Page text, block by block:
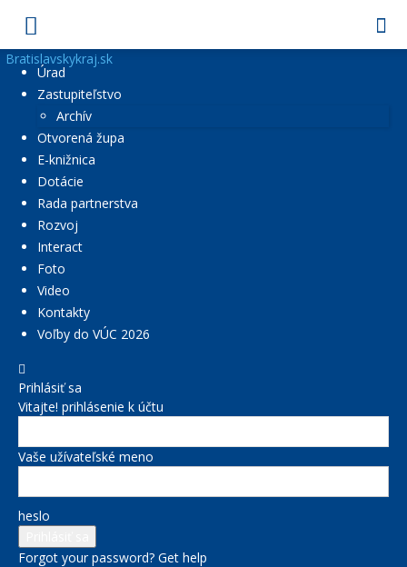
Bratislavskykraj.sk
Úrad
Zastupiteľstvo
Archív
Otvorená župa
E-knižnica
Dotácie
Rada partnerstva
Rozvoj
Interact
Foto
Video
Kontakty
Voľby do VÚC 2026
Prihlásiť sa
Vitajte! prihlásenie k účtu
Vaše užívateľské meno
heslo
Forgot your password? Get help